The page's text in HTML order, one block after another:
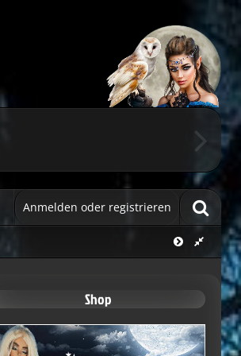
Anmelden oder registrieren
Shop